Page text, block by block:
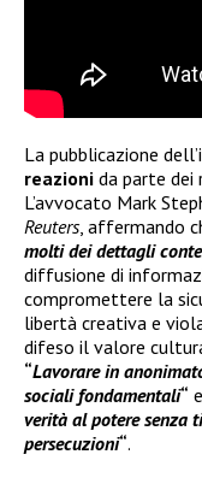
La pubblicazione
reazioni da parte dei
L’avvocato Mark
Reuters, affermando
molti dei dettagli
diffusione di
compromettere la
libertà creativa e
difeso il valore
“Lavorare in
sociali fondamentali“
verità al potere senza
persecuzioni“.